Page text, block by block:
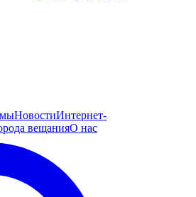
НовостиИнтернет-
вещанияО нас